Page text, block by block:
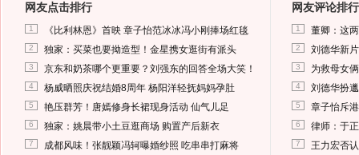
网友点击排行
1 《比利林恩》首映 章子怡范冰冰冯小刚捧场红毯
2 独家：买菜也要拗造型！金星携女逛街有派头
3 京东和奶茶哪个更重要？刘强东的回答全场大笑！
4 杨威晒照庆祝结婚8周年 杨阳洋轻抚妈妈孕肚
5 艳压群芳！唐嫣修身长裙现身活动 仙气儿足
6 独家：姚晨带小土豆逛商场 购置产后新衣
7 成都风味！张靓颖冯轲曝婚纱照 吃串串打麻将
网友评论排行
1 董卿：这
2 刘德华新
3 为救母女
4 刘德华扮
5 章子怡斥
6 律师：于
7 王力宏否